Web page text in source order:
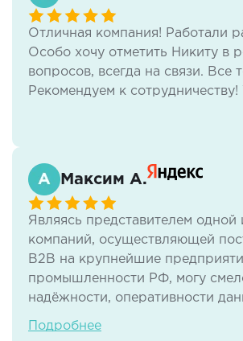
Отличная компания! Работали
Особо хочу отметить Никиту в
вопросов, всегда на связи. Все
Рекомендуем к сотрудничеству!
Максим А.
Являясь представителем одной
компаний, осуществляющей
В2В на крупнейшие
промышленности РФ, могу
надёжности, оперативности
перевозчика.
Подробнее